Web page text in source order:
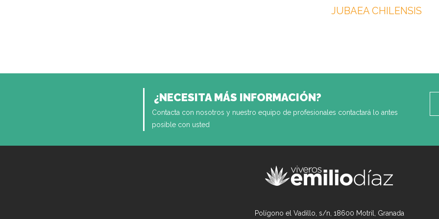
JUBAEA CHILENSIS
¿NECESITA MÁS INFORMACIÓN?
Contacta con nosotros y nuestro equipo de profesionales contactará lo antes
posible con usted
Polígono el Vadillo, s/n, 18600 Motril, Granada